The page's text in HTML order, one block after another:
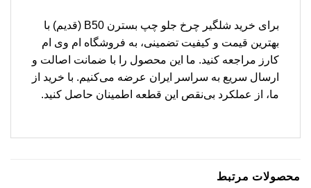
برای خرید شلگیر چرخ جلو چپ بسترن B50 (قدیم) با
بهترین قیمت و کیفیت تضمینی، به فروشگاه ام وی ام
کارز مراجعه کنید. ما این محصول را با ضمانت اصالت و
ارسال سریع به سراسر ایران عرضه می‌کنیم. با خرید از
ما، از عملکرد بی‌نقص این قطعه اطمینان حاصل کنید.
محصولات مرتبط